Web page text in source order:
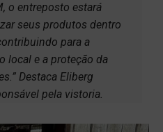
o entreposto estará
seus produtos dentro
para a
local e a proteção da
Destaca Eliberg
pela vistoria.